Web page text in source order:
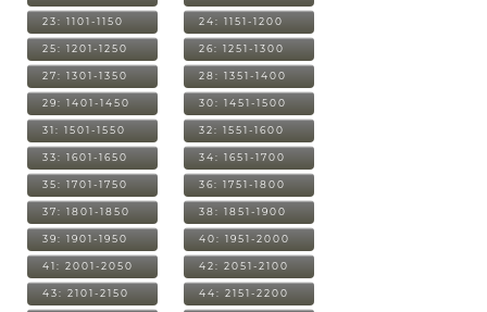
23: 1101-1150 24: 1151-1200
25: 1201-1250 26: 1251-1300
27: 1301-1350 28: 1351-1400
29: 1401-1450 30: 1451-1500
31: 1501-1550 32: 1551-1600
33: 1601-1650 34: 1651-1700
35: 1701-1750 36: 1751-1800
37: 1801-1850 38: 1851-1900
39: 1901-1950 40: 1951-2000
41: 2001-2050 42: 2051-2100
43: 2101-2150 44: 2151-2200